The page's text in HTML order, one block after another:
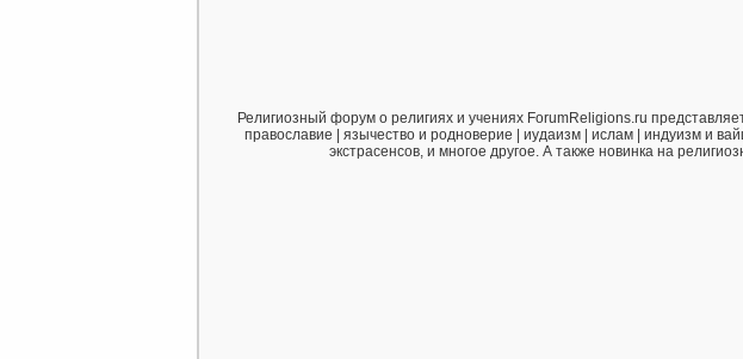
Религиозный форум о религиях и учениях ForumReligions.ru
православие | язычество и родноверие | иудаизм | ислам | индуизм и
экстрасенсов, и многое другое. А также новинка на